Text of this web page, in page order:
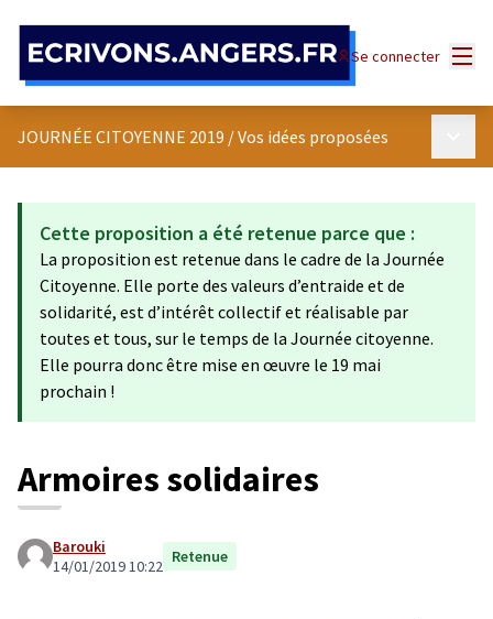
Se connecter
JOURNÉE CITOYENNE 2019 /Vos idées proposées
Cette proposition a été retenue parce que :
La proposition est retenue dans le cadre de la Journée
Citoyenne. Elle porte des valeurs d’entraide et de
solidarité, est d’intérêt collectif et réalisable par
toutes et tous, sur le temps de la Journée citoyenne.
Elle pourra donc être mise en œuvre le 19 mai
prochain !
Armoires solidaires
Barouki
14/01/2019 10:22 Retenue